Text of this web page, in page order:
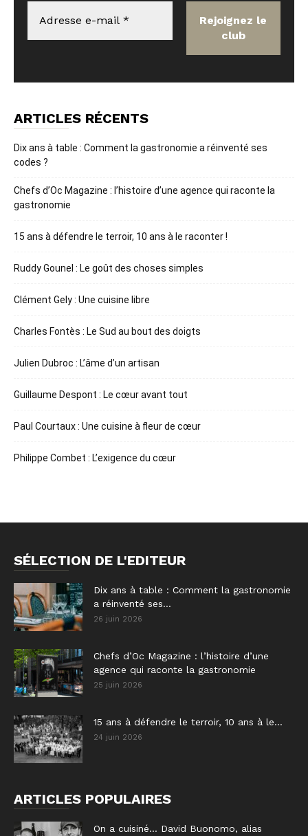
ARTICLES RÉCENTS
Dix ans à table : Comment la gastronomie a réinventé ses
codes ?
Chefs d’Oc Magazine : l’histoire d’une agence qui raconte la
gastronomie
15 ans à défendre le terroir, 10 ans à le raconter !
Ruddy Gounel : Le goût des choses simples
Clément Gely : Une cuisine libre
Charles Fontès : Le Sud au bout des doigts
Julien Dubroc : L’âme d’un artisan
Guillaume Despont : Le cœur avant tout
Paul Courtaux : Une cuisine à fleur de cœur
Philippe Combet : L’exigence du cœur
SÉLECTION DE L'EDITEUR
Dix ans à table : Comment la gastronomie
a réinventé ses...
26 juin 2026
Chefs d’Oc Magazine : l’histoire d’une
agence qui raconte la gastronomie
25 juin 2026
15 ans à défendre le terroir, 10 ans à le...
24 juin 2026
ARTICLES POPULAIRES
On a cuisiné… David Buonomo, alias